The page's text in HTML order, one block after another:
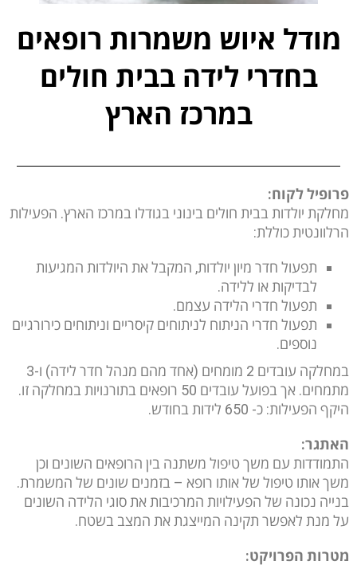
מודל איוש משמרות רופאים
בחדרי לידה בבית חולים
במרכז הארץ
פרופיל לקוח:
מחלקת יולדות בבית חולים בינוני בגודלו במרכז הארץ. הפעילות
הרלוונטית כוללת:
תפעול חדר מיון יולדות, המקבל את היולדות המגיעות
לבדיקות או ללידה.
תפעול חדרי הלידה עצמם.
תפעול חדרי הניתוח לניתוחים קיסריים וניתוחים כירורגיים
נוספים.
במחלקה עובדים 2 מומחים (אחד מהם מנהל חדר לידה) ו-3
מתמחים. אך בפועל עובדים 50 רופאים בתורנויות במחלקה זו.
היקף הפעילות: כ- 650 לידות בחודש.
האתגר:
התמודדות עם משך טיפול משתנה בין הרופאים השונים וכן
משך אותו טיפול של אותו רופא – בזמנים שונים של המשמרת.
בנייה נכונה של הפעילויות המרכיבות את סוגי הלידה השונים
על מנת לאפשר תקינה המייצגת את המצב בשטח.
מטרות הפרויקט: